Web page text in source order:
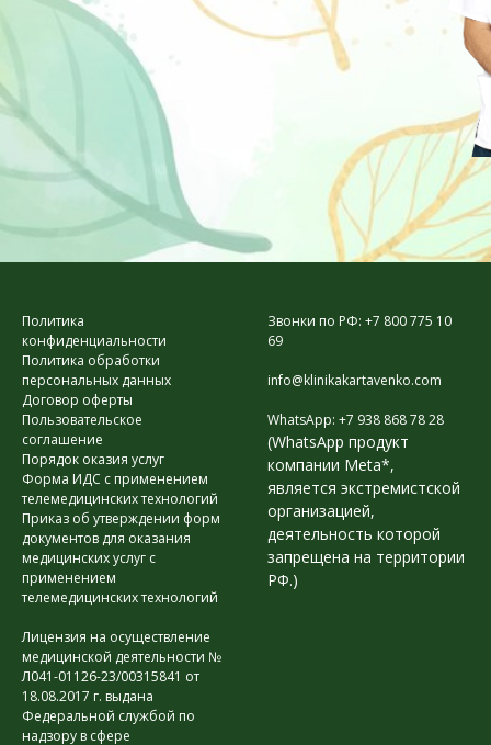
Политика
конфиденциальности
Политика обработки
персональных данных
Договор оферты
Пользовательское
соглашение
Порядок оказия услуг
Форма ИДС с применением
телемедицинских технологий
Приказ об утверждении форм
документов для оказания
медицинских услуг с
применением
телемедицинских технологий
Лицензия на осуществление
медицинской деятельности №
Л041-01126-23/00315841 от
18.08.2017 г. выдана
Федеральной службой по
надзору в сфере
Звонки по РФ: +7 800 775 10
69
info@klinikakartavenko.com
WhatsApp: +7 938 868 78 28
(WhatsApp продукт
компании Meta*,
является экстремистской
организацией,
деятельность которой
запрещена на территории
РФ.)